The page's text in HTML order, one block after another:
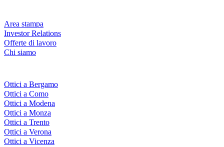
Area stampa
Investor Relations
Offerte di lavoro
Chi siamo
Ottici a Bergamo
Ottici a Como
Ottici a Modena
Ottici a Monza
Ottici a Trento
Ottici a Verona
Ottici a Vicenza